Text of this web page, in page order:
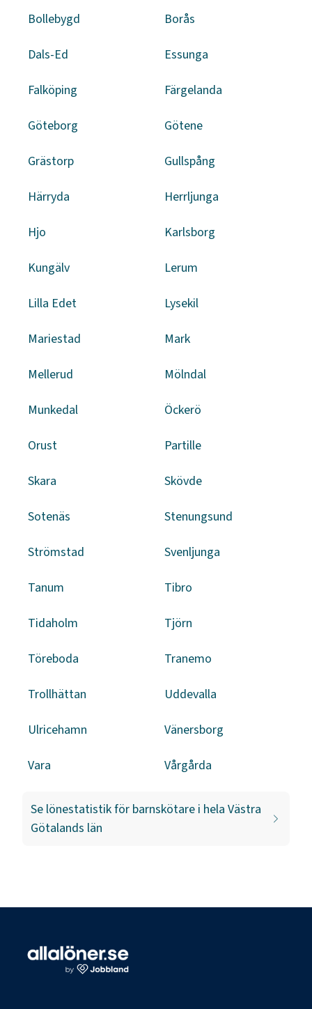
Bollebygd Borås
Dals-Ed Essunga
Falköping Färgelanda
Göteborg Götene
Grästorp Gullspång
Härryda Herrljunga
Hjo Karlsborg
Kungälv Lerum
Lilla Edet Lysekil
Mariestad Mark
Mellerud Mölndal
Munkedal Öckerö
Orust Partille
Skara Skövde
Sotenäs Stenungsund
Strömstad Svenljunga
Tanum Tibro
Tidaholm Tjörn
Töreboda Tranemo
Trollhättan Uddevalla
Ulricehamn Vänersborg
Vara Vårgårda
Se lönestatistik för barnskötare i hela Västra
Götalands län